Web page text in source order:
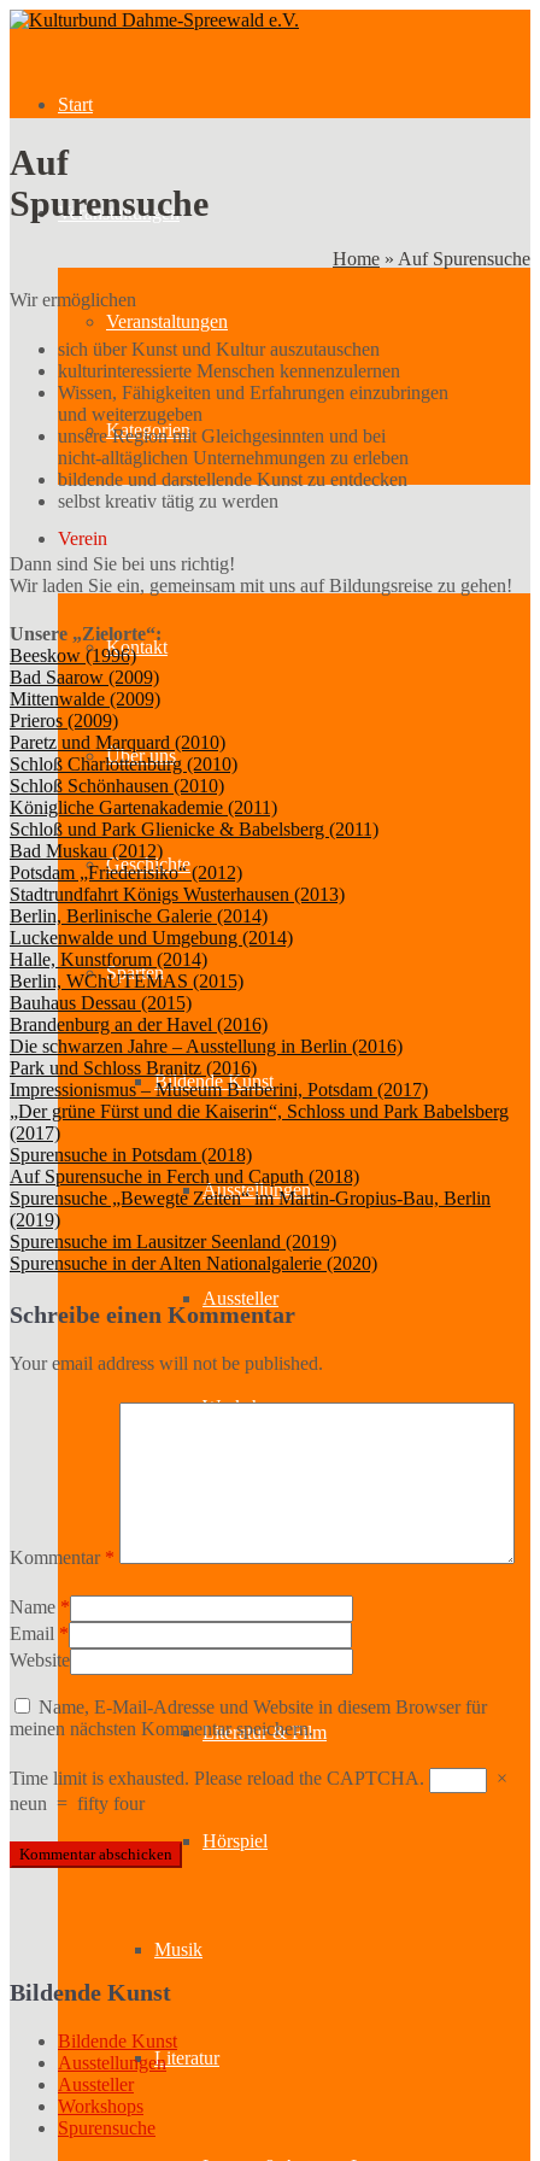
Start
Veranstaltungen
Veranstaltungen
Kategorien
Verein
Kontakt
Über uns
Geschichte
Sparten
Bildende Kunst
Ausstellungen
Aussteller
Workshops
Kabinetttheater
Literatur & Film
Hörspiel
Musik
Literatur
Auf
Spurensuche
Home » Auf Spurensuche
Wir ermöglichen
sich über Kunst und Kultur auszutauschen
kulturinteressierte Menschen kennenzulernen
Wissen, Fähigkeiten und Erfahrungen einzubringen
und weiterzugeben
unsere Region mit Gleichgesinnten und bei
nicht-alltäglichen Unternehmungen zu erleben
bildende und darstellende Kunst zu entdecken
selbst kreativ tätig zu werden
Dann sind Sie bei uns richtig!
Wir laden Sie ein, gemeinsam mit uns auf Bildungsreise zu gehen!
Unsere „Zielorte“:
Beeskow (1996)
Bad Saarow (2009)
Mittenwalde (2009)
Prieros (2009)
Paretz und Marquard (2010)
Schloß Charlottenburg (2010)
Schloß Schönhausen (2010)
Königliche Gartenakademie (2011)
Schloß und Park Glienicke & Babelsberg (2011)
Bad Muskau (2012)
Potsdam „Friederisiko“ (2012)
Stadtrundfahrt Königs Wusterhausen (2013)
Berlin, Berlinische Galerie (2014)
Luckenwalde und Umgebung (2014)
Halle, Kunstforum (2014)
Berlin, WChUTEMAS (2015)
Bauhaus Dessau (2015)
Brandenburg an der Havel (2016)
Die schwarzen Jahre – Ausstellung in Berlin (2016)
Park und Schloss Branitz (2016)
Impressionismus – Museum Barberini, Potsdam (2017)
„Der grüne Fürst und die Kaiserin“, Schloss und Park Babelsberg
(2017)
Spurensuche in Potsdam (2018)
Auf Spurensuche in Ferch und Caputh (2018)
Spurensuche „Bewegte Zeiten“ im Martin-Gropius-Bau, Berlin
(2019)
Spurensuche im Lausitzer Seenland (2019)
Spurensuche in der Alten Nationalgalerie (2020)
Schreibe einen Kommentar
Your email address will not be published.
Kommentar *
Name *
Email *
Website
Name, E-Mail-Adresse und Website in diesem Browser für
meinen nächsten Kommentar speichern.
Time limit is exhausted. Please reload the CAPTCHA.
×
neun = fifty four
Bildende Kunst
Bildende Kunst
Ausstellungen
Aussteller
Workshops
Spurensuche